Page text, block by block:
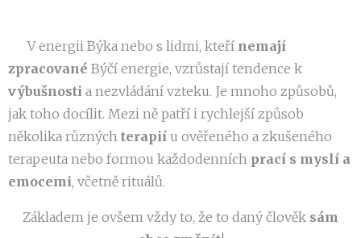
♉️ V energii Býka nebo s lidmi, kteří nemají
zpracované Býčí energie, vzrůstají tendence k
výbušnosti a nezvládání vzteku. Je mnoho způsobů,
jak toho docílit. Mezi ně patří i rychlejší způsob
několika různých terapií u ověřeného a zkušeného
terapeuta nebo formou každodenních prací s myslí a
emocemi, včetně rituálů.
Základem je ovšem vždy to, že to daný člověk sám